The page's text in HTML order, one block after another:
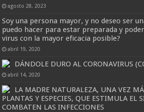
agosto 28, 2023
Soy una persona mayor, y no deseo ser
puedo hacer para estar preparada y
virus con la mayor eficacia posible?
abril 19, 2020
DÁNDOLE DURO AL CORONAVIRUS
abril 14, 2020
LA MADRE NATURALEZA, UNA VEZ
PLANTAS Y ESPECIES, QUE ESTIMULA EL
COMBATEN LAS INFECCIONES